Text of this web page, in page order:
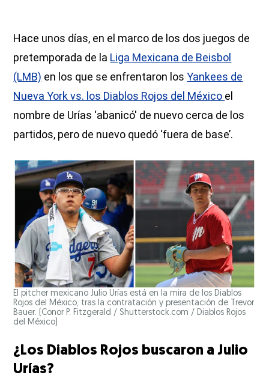
Hace unos días, en el marco de los dos juegos de
pretemporada de la Liga Mexicana de Beisbol
(LMB) en los que se enfrentaron losYankees de
Nueva York vs. los Diablos Rojos del México el
nombre de Urías ‘abanicó' de nuevo cerca de los
partidos, pero de nuevo quedó ‘fuera de base’.
El pitcher mexicano Julio Urías está en la mira de los Diablos
Rojos del México, tras la contratación y presentación de Trevor
Bauer. (Conor P. Fitzgerald / Shutterstock.com / Diablos Rojos
del México)
¿Los Diablos Rojos buscaron a Julio
Urías?